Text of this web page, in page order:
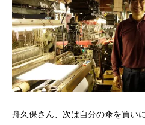
舟久保さん、次は自分の傘を買い